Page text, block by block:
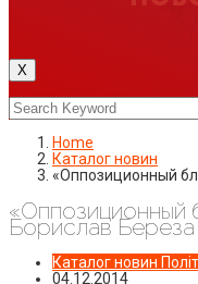
X
Home
Каталог новин
«Оппозиционный
«Оппозиционный
Борислав Береза
Каталог новин
04.12.2014